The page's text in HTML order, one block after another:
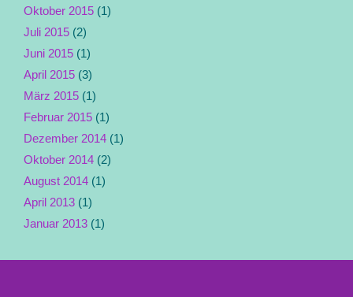
Oktober 2015 (1)
Juli 2015 (2)
Juni 2015 (1)
April 2015 (3)
März 2015 (1)
Februar 2015 (1)
Dezember 2014 (1)
Oktober 2014 (2)
August 2014 (1)
April 2013 (1)
Januar 2013 (1)